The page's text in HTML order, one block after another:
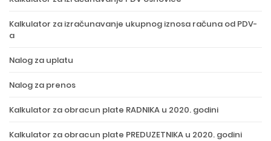
Kalkulator za izračunavanje ukupnog iznosa računa od PDV-
a
Nalog za uplatu
Nalog za prenos
Kalkulator za obracun plate RADNIKA u 2020. godini
Kalkulator za obracun plate PREDUZETNIKA u 2020. godini